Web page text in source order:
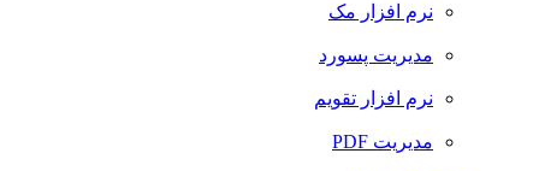
نرم افزار مک
مدیریت پسورد
نرم افزار تقویم
مدیریت PDF